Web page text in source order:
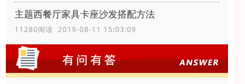
主题西餐厅家具卡座沙发搭配方法
11280阅读 2019-08-11 15:03:09